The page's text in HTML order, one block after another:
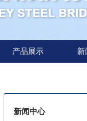
产品展示 新
新闻中心